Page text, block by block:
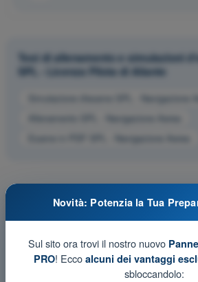
Test di allenamento e simulazioni
SPL - Licenza Pilota di Aliante
Simulazione d'esame SPL - Navigazione
Allenamento SPL - Navigazione Aerea
Esame in PDF SPL - Navigazione Aerea
Novità: Potenzia la Tua
Sul sito ora trovi il nostro nuovo
PRO! Ecco alcuni dei vantaggi
sbloccandolo: